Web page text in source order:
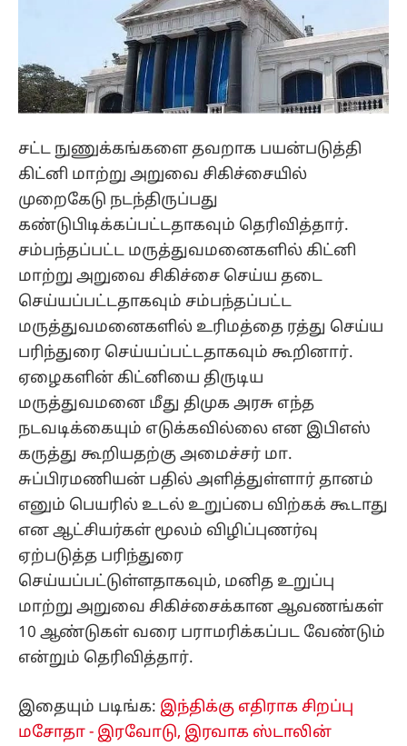
சட்ட நுணுக்கங்களை தவறாக பயன்படுத்தி
கிட்னி மாற்று அறுவை சிகிச்சையில்
முறைகேடு நடந்திருப்பது
கண்டுபிடிக்கப்பட்டதாகவும் தெரிவித்தார்.
சம்பந்தப்பட்ட மருத்துவமனைகளில் கிட்னி
மாற்று அறுவை சிகிச்சை செய்ய தடை
செய்யப்பட்டதாகவும் சம்பந்தப்பட்ட
மருத்துவமனைகளில் உரிமத்தை ரத்து செய்ய
பரிந்துரை செய்யப்பட்டதாகவும் கூறினார்.
ஏழைகளின் கிட்னியை திருடிய
மருத்துவமனை மீது திமுக அரசு எந்த
நடவடிக்கையும் எடுக்கவில்லை என இபிஎஸ்
கருத்து கூறியதற்கு அமைச்சர் மா.
சுப்பிரமணியன் பதில் அளித்துள்ளார் தானம்
எனும் பெயரில் உடல் உறுப்பை விற்கக் கூடாது
என ஆட்சியர்கள் மூலம் விழிப்புணர்வு
ஏற்படுத்த பரிந்துரை
செய்யப்பட்டுள்ளதாகவும், மனித உறுப்பு
மாற்று அறுவை சிகிச்சைக்கான ஆவணங்கள்
10 ஆண்டுகள் வரை பராமரிக்கப்பட வேண்டும்
என்றும் தெரிவித்தார்.
இதையும் படிங்க: இந்திக்கு எதிராக சிறப்பு
மசோதா - இரவோடு, இரவாக ஸ்டாலின்